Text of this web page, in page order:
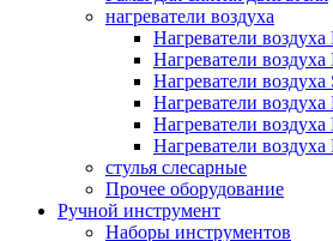
нагреватели воздуха
Нагреватели
Нагреватели
Нагреватели
Нагреватели
Нагреватели
Нагреватели
стулья слесарные
Прочее оборудование
Ручной инструмент
Наборы инструментов